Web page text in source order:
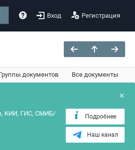
Вход Регистрация
документов Все документы
×
КИИ, ГИС, СМИБ/
Подробнее
Наш канал